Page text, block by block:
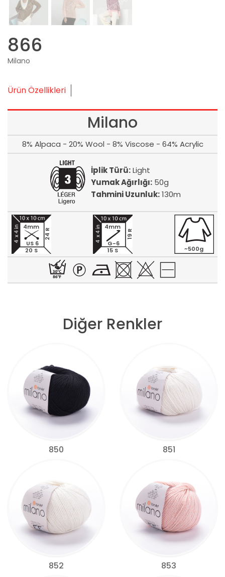
866
Milano
Ürün Özellikleri
Milano
8% Alpaca - 20% Wool - 8% Viscose - 64% Acrylic
İplik Türü:Light
Yumak Ağırlığı:50g
Tahmini Uzunluk:130m
20 S
24 R
4mm
US 6
15 S
19 R
4mm
G-6
~500g
Diğer Renkler
850 851
852 853